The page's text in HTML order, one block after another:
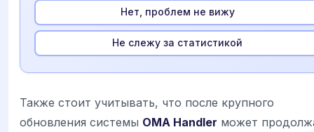
Нет, проблем не вижу
Не слежу за статистикой
Также стоит учитывать, что после крупного
обновления системы OMA Handler может